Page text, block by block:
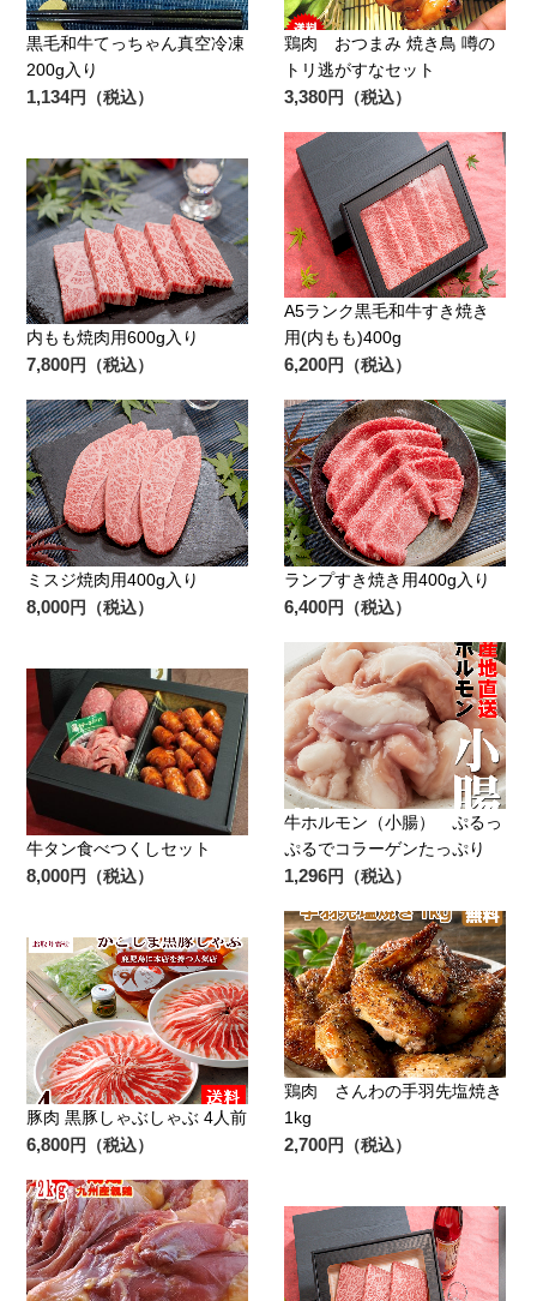
黒毛和牛てっちゃん真空冷凍
200g入り
1,134円（税込）
鶏肉 おつまみ 焼き鳥 噂の
トリ逃がすなセット
3,380円（税込）
内もも焼肉用600g入り
7,800円（税込）
A5ランク黒毛和牛すき焼き
用(内もも)400g
6,200円（税込）
ミスジ焼肉用400g入り
8,000円（税込）
ランプすき焼き用400g入り
6,400円（税込）
牛タン食べつくしセット
8,000円（税込）
牛ホルモン（小腸） ぷるっ
ぷるでコラーゲンたっぷり
1,296円（税込）
豚肉 黒豚しゃぶしゃぶ 4人前
6,800円（税込）
鶏肉 さんわの手羽先塩焼き
1kg
2,700円（税込）